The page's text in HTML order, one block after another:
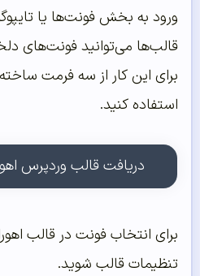
ورود به بخش فونت‌ها یا
قالب‌ها می‌توانید فونت‌های
برای این کار از سه فرمت
استفاده کنید.
دریافت قالب وردپرس اهورا با ۸ فونت
برای انتخاب فونت در قالب
تنظیمات قالب شوید.